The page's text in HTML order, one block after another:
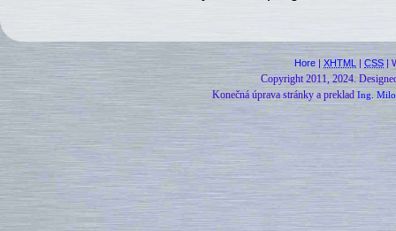
Hore |XHTML |CSS |
Copyright 2011, 2024.
Konečná úprava stránky a prekladIng.